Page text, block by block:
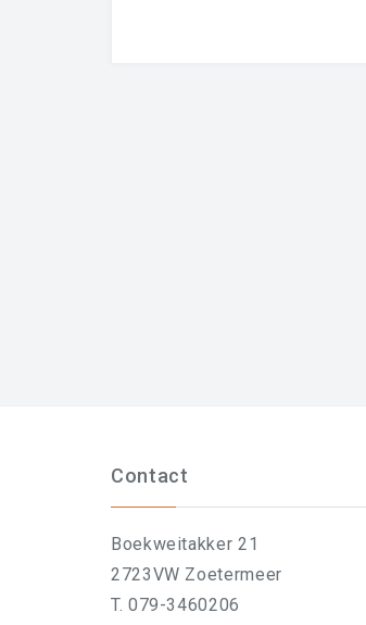
Contact
Boekweitakker 21
2723VW Zoetermeer
T. 079-3460206